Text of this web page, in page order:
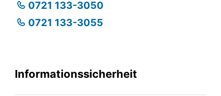
0721 133-3050
0721 133-3055
Informationssicherheit